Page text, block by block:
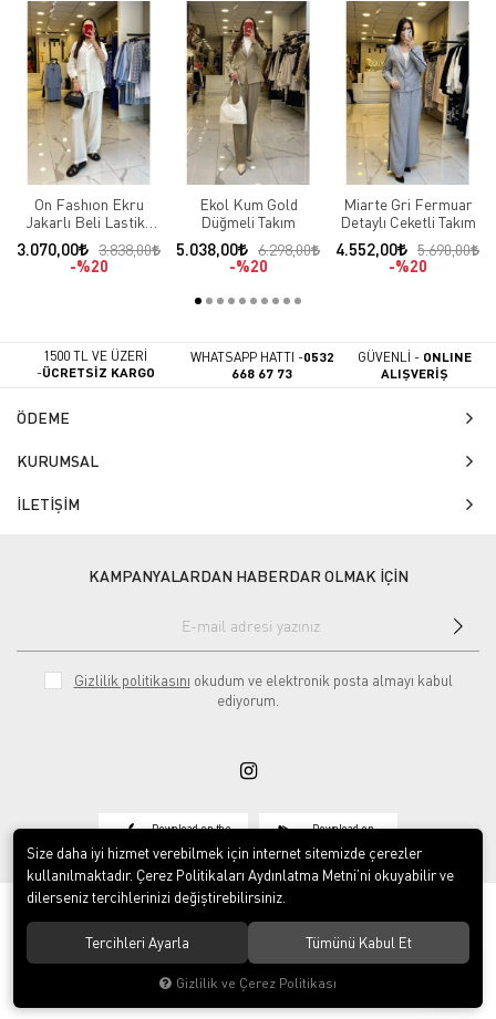
On Fashıon Ekru
Jakarlı Beli Lastikli
Takım
3.070,00
3.838,00
%20
Ekol Kum Gold
Düğmeli Takım
5.038,00
6.298,00
%20
Miarte Gri Fermuar
Detaylı Ceketli Takım
4.552,00
5.690,00
%20
1500 TL VE ÜZERİ
-ÜCRETSİZ KARGO
WHATSAPP HATTI -0532
668 67 73
GÜVENLİ - ONLINE
ALIŞVERİŞ
ÖDEME
KURUMSAL
İLETİŞİM
KAMPANYALARDAN HABERDAR OLMAK İÇİN
Gizlilik politikasını okudum ve elektronik posta almayı kabul
ediyorum.
Download on the Download on
© 2020Vosse Tekstil San ve Tic Ltd Şti . Tüm hakları saklıdır.
Size daha iyi hizmet verebilmek için internet sitemizde çerezler
kullanılmaktadır. Çerez Politikaları Aydınlatma Metni’ni okuyabilir ve
dilerseniz tercihlerinizi değiştirebilirsiniz.
Tercihleri Ayarla Tümünü Kabul Et
Gizlilik ve Çerez Politikası